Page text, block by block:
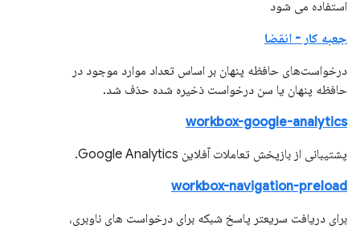
استفاده می شود
جعبه کار - انقضا
درخواست‌های حافظه پنهان بر اساس تعداد موارد موجود در
حافظه پنهان یا سن درخواست ذخیره شده حذف شد.
workbox-google-analytics
پشتیبانی از بازپخش تعاملات آفلاین Google Analytics.
workbox-navigation-preload
برای دریافت سریعتر پاسخ شبکه برای درخواست های ناوبری،